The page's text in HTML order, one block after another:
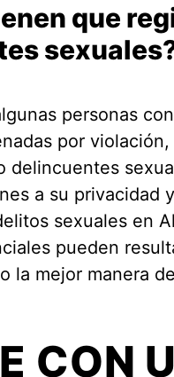
que
personas
por
delincuentes
a su privacidad
sexuales en
pueden
la mejor manera
CON